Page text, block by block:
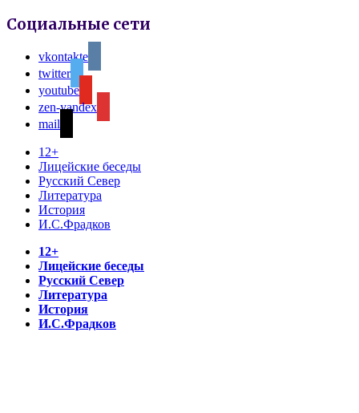
Социальные сети
vkontakte
twitter
youtube
zen-yandex
mail
12+
Лицейские беседы
Русский Север
Литература
История
И.С.Фрадков
12+
Лицейские беседы
Русский Север
Литература
История
И.С.Фрадков